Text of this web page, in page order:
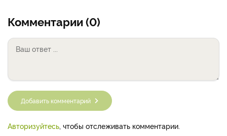
Комментарии (0)
Добавить комментарий
Авторизуйтесь, чтобы отслеживать комментарии.